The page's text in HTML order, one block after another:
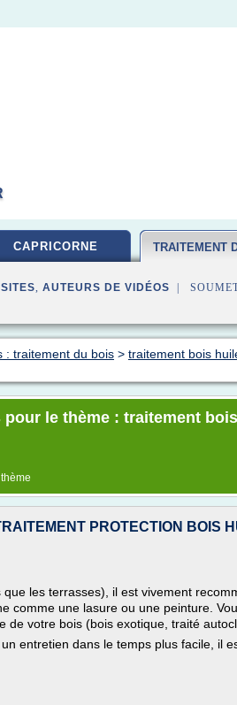
CAPRICORNE TRAITEMENT
SITES, AUTEURS DE VIDÉOS |
: traitement du bois > traitement bois
le thème : traitement
PROTECTION BOIS
les terrasses), il est vivement
comme une lasure ou une peinture.
de votre bois (bois exotique, traité
entretien dans le temps plus facile, il